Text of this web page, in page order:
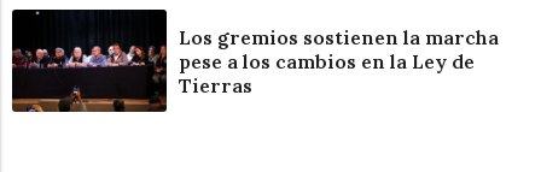
Los gremios sostienen la marcha
pese a los cambios en la Ley de
Tierras